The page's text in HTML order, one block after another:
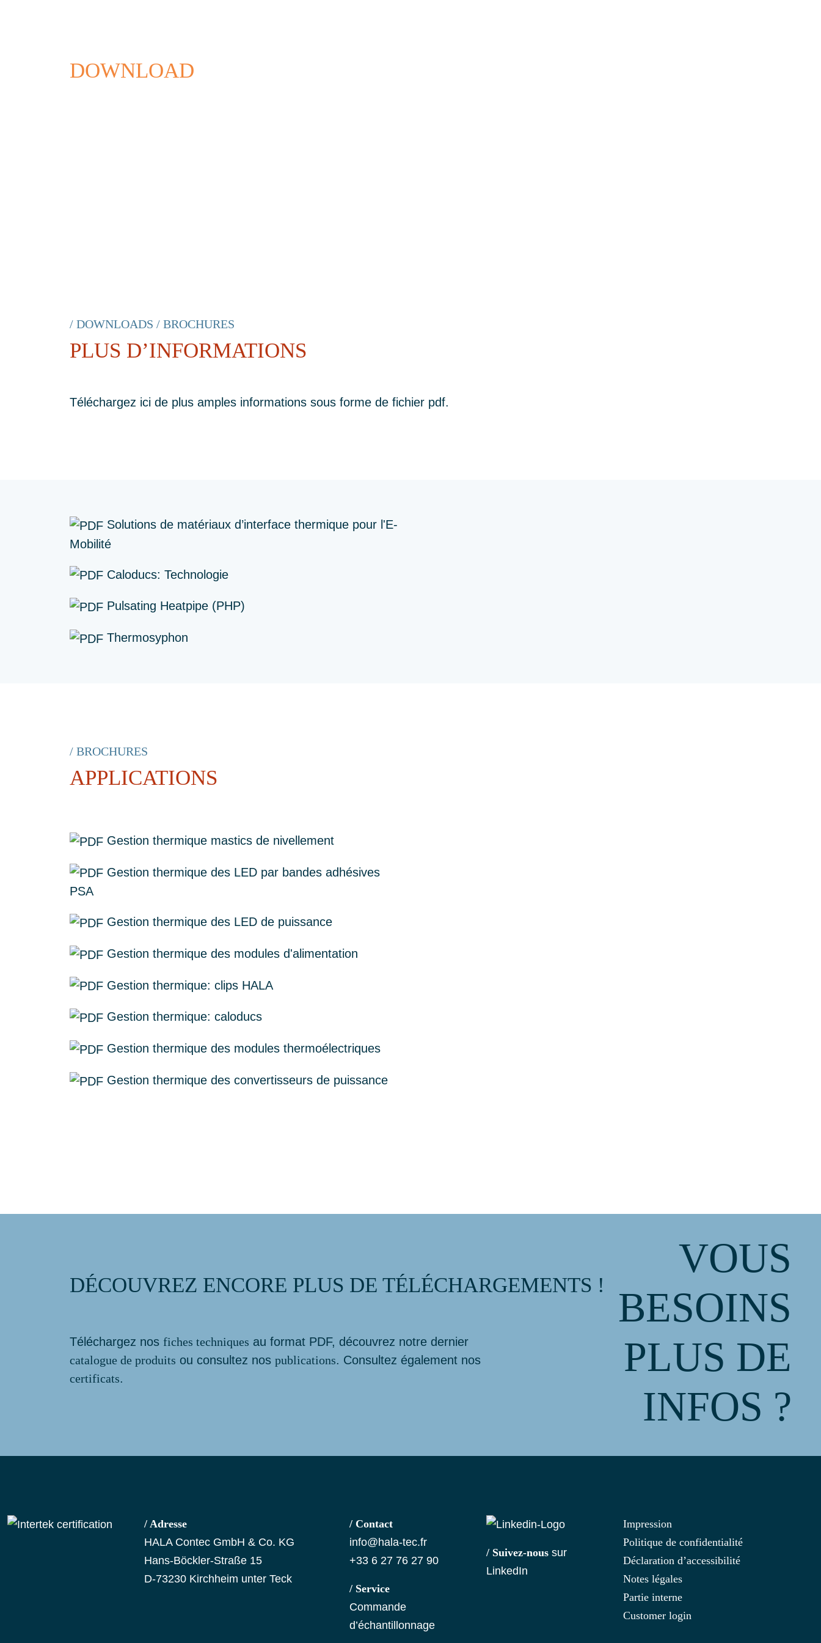
DOWNLOAD
/ DOWNLOADS / BROCHURES
PLUS D’INFORMATIONS
Téléchargez ici de plus amples informations sous forme de fichier pdf.
Solutions de matériaux d’interface thermique pour l'E-
Mobilité
Caloducs: Technologie
Pulsating Heatpipe (PHP)
Thermosyphon
/ BROCHURES
APPLICATIONS
Gestion thermique mastics de nivellement
Gestion thermique des LED par bandes adhésives
PSA
Gestion thermique des LED de puissance
Gestion thermique des modules d'alimentation
Gestion thermique: clips HALA
Gestion thermique: caloducs
Gestion thermique des modules thermoélectriques
Gestion thermique des convertisseurs de puissance
VOUS
BESOINS
PLUS DE
INFOS ?
DÉCOUVREZ ENCORE PLUS DE TÉLÉCHARGEMENTS !
Téléchargez nos fiches techniques au format PDF, découvrez notre dernier
catalogue de produits ou consultez nos publications. Consultez également nos
certificats.
/ Adresse
HALA Contec GmbH & Co. KG
Hans-Böckler-Straße 15
D-73230 Kirchheim unter Teck
/ Contact
info@hala-tec.fr
+33 6 27 76 27 90
/ Service
Commande
d’échantillonnage
/ Suivez-nous sur
LinkedIn
Impression
Politique de confidentialité
Déclaration d’accessibilité
Notes légales
Partie interne
Customer login